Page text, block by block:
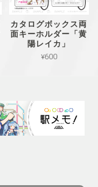
カタログボックス両
面キーホルダー「黄
陽レイカ」
¥600